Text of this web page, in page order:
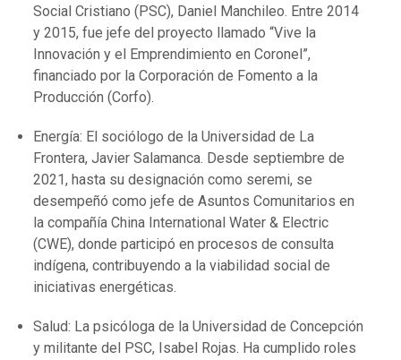
Social Cristiano (PSC), Daniel Manchileo. Entre 2014
y 2015, fue jefe del proyecto llamado “Vive la
Innovación y el Emprendimiento en Coronel”,
financiado por la Corporación de Fomento a la
Producción (Corfo).
Energía: El sociólogo de la Universidad de La
Frontera, Javier Salamanca. Desde septiembre de
2021, hasta su designación como seremi, se
desempeñó como jefe de Asuntos Comunitarios en
la compañía China International Water & Electric
(CWE), donde participó en procesos de consulta
indígena, contribuyendo a la viabilidad social de
iniciativas energéticas.
Salud: La psicóloga de la Universidad de Concepción
y militante del PSC, Isabel Rojas. Ha cumplido roles